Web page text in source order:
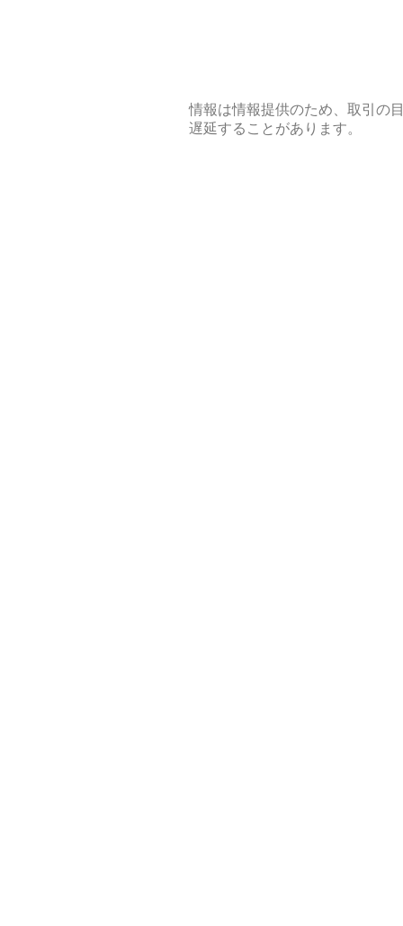
情報は情報提供のため、取引の
遅延することがあります。